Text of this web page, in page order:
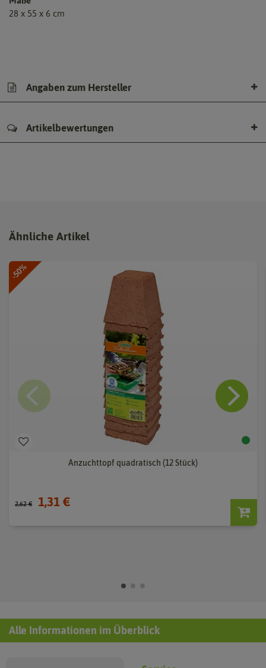
28 x 55 x 6 cm
Angaben zum Hersteller
Artikelbewertungen
Ähnliche Artikel
-50%
Anzuchttopf quadratisch (12 Stück)
2,62 € 1,31 €
Alle Informationen im Überblick